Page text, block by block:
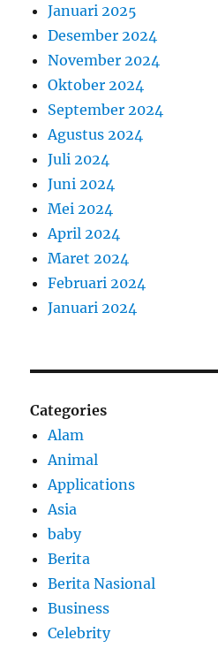
Januari 2025
Desember 2024
November 2024
Oktober 2024
September 2024
Agustus 2024
Juli 2024
Juni 2024
Mei 2024
April 2024
Maret 2024
Februari 2024
Januari 2024
Categories
Alam
Animal
Applications
Asia
baby
Berita
Berita Nasional
Business
Celebrity